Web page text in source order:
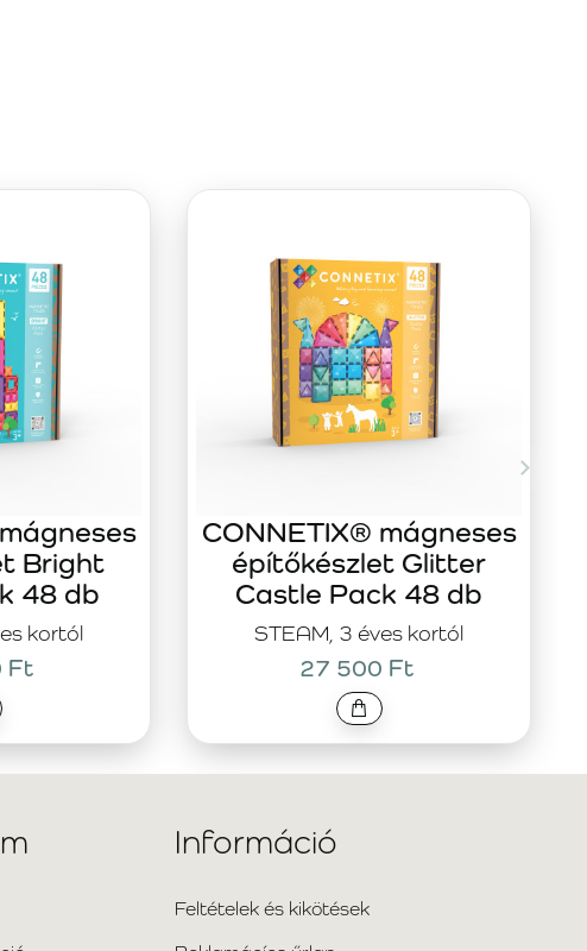
kortól
Bright
48 db
Ft
STEAM, 3 éves kortól
CONNETIX® mágneses
építőkészlet Glitter
Castle Pack 48 db
27 500 Ft
Információ
Feltételek és kikötések